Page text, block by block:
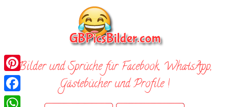
Bilder und Sprüche für Facebook, WhatsApp,
Gästebücher und Profile !
Pinterest
Facebook